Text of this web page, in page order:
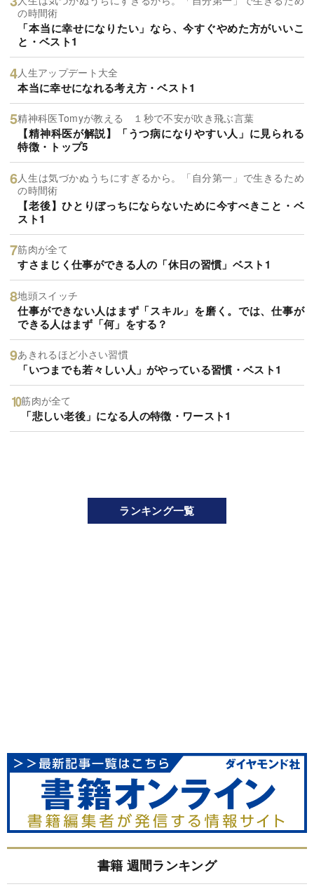
の時間術
「本当に幸せになりたい」なら、今すぐやめた方がいいこ
と・ベスト1
人生アップデート大全
本当に幸せになれる考え方・ベスト1
精神科医Tomyが教える １秒で不安が吹き飛ぶ言葉
【精神科医が解説】「うつ病になりやすい人」に見られる
特徴・トップ5
人生は気づかぬうちにすぎるから。「自分第一」で生きるため
の時間術
【老後】ひとりぼっちにならないために今すべきこと・ベ
スト1
筋肉が全て
すさまじく仕事ができる人の「休日の習慣」ベスト1
地頭スイッチ
仕事ができない人はまず「スキル」を磨く。では、仕事が
できる人はまず「何」をする？
あきれるほど小さい習慣
「いつまでも若々しい人」がやっている習慣・ベスト1
筋肉が全て
「悲しい老後」になる人の特徴・ワースト1
ランキング一覧
書籍 週間ランキング